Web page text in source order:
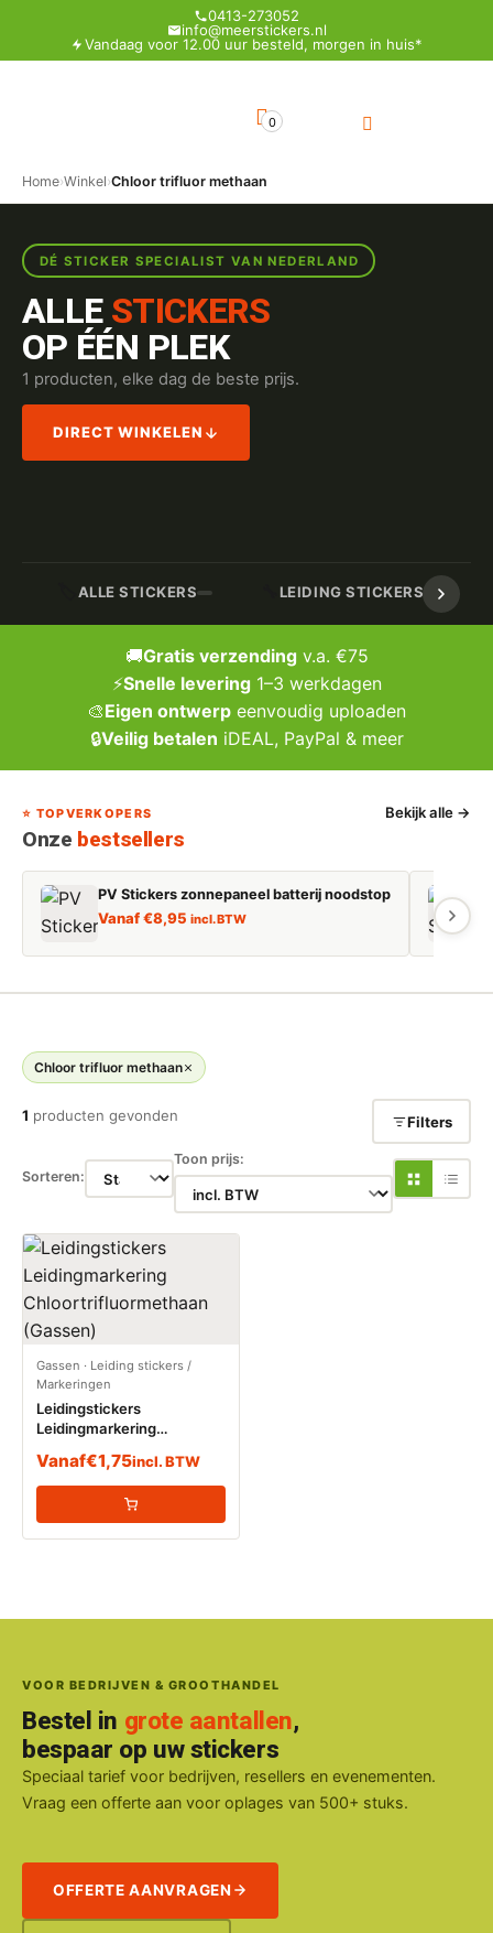
0413-273052
info@meerstickers.nl
Vandaag voor 12.00 uur besteld, morgen in huis*
0
Home›Winkel›Chloor trifluor methaan
DÉ STICKER SPECIALIST VAN NEDERLAND
ALLE STICKERS
OP ÉÉN PLEK
1 producten, elke dag de beste prijs.
DIRECT WINKELEN
ALLE STICKERS LEIDING STICKERS /
🚚Gratis verzendingv.a. €75
⚡Snelle levering1–3 werkdagen
🎨Eigen ontwerp eenvoudig uploaden
🔒Veilig betalen iDEAL, PayPal & meer
⭐ TOPVERKOPERS
Onze bestsellers
Bekijk alle →
PV Stickers zonnepaneel batterij noodstop
Vanaf€8,95 incl. BTW
Chloor trifluor methaan
1 producten gevonden Filters
Sorteren:
Toon prijs:
Gassen · Leiding stickers /
Markeringen
Leidingstickers
Leidingmarkering
(Gassen)
Vanaf€1,75incl. BTW
VOOR BEDRIJVEN & GROOTHANDEL
Bestel in grote aantallen,
bespaar op uw stickers
Speciaal tarief voor bedrijven, resellers en evenementen.
Vraag een offerte aan voor oplages van 500+ stuks.
OFFERTE AANVRAGEN